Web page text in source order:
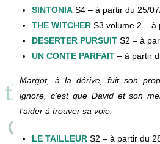
SINTONIA S4 – à partir du 25/
THE WITCHER S3 volume 2 – à
DESERTER PURSUIT S2 – à
UN CONTE PARFAIT – à partir
Margot, à la dérive, fuit son
ignore, c’est que David et son
l’aider à trouver sa voie.
LE TAILLEUR S2 – à partir du